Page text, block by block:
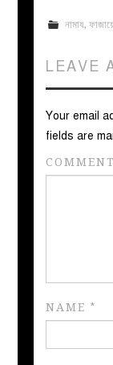
নামায,
LEAVE
Your email
fields are
NAME*